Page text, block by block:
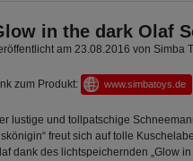
in the dark Olaf
am 23.08.2016 von Simba
zum Produkt: www.simbatoys.de
lustige und tollpatschige
freut sich auf tolle
dank des lichtspeichernden „Glow